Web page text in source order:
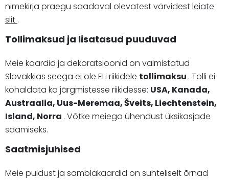
nimekirja praegu saadaval olevatest värvidestleiate
siit .
Tollimaksud ja lisatasud puuduvad
Meie kaardid ja dekoratsioonid on valmistatud
Slovakkias seega ei ole ELi riikidele tollimaksu . Tolli ei
kohaldata ka järgmistesse riikidesse: USA, Kanada,
Austraalia, Uus-Meremaa, Šveits, Liechtenstein,
Island, Norra . Võtke meiega ühendust üksikasjade
saamiseks.
Saatmisjuhised
Meie puidust ja samblakaardid on suhteliselt õrnad